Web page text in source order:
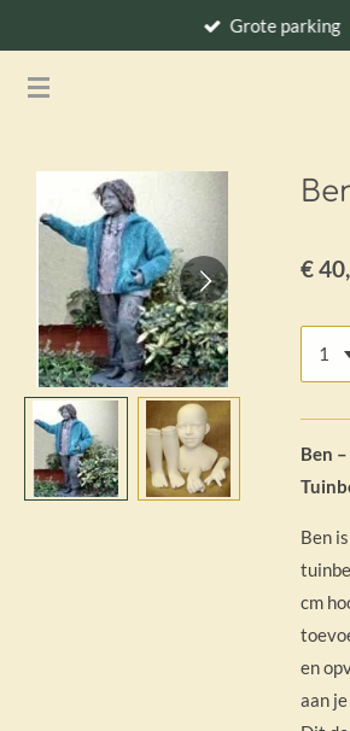
naar
Grote parking
€
Ben
Ben
cm
en
aan